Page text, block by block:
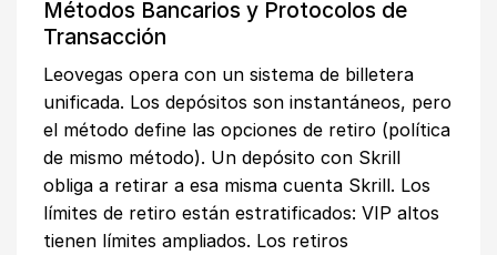
Métodos Bancarios y Protocolos de
Transacción
Leovegas opera con un sistema de billetera
unificada. Los depósitos son instantáneos, pero
el método define las opciones de retiro (política
de mismo método). Un depósito con Skrill
obliga a retirar a esa misma cuenta Skrill. Los
límites de retiro están estratificados: VIP altos
tienen límites ampliados. Los retiros